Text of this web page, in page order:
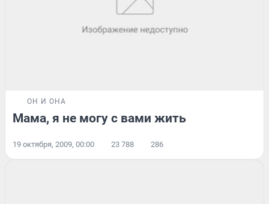
ОН И ОНА
Мама, я не могу с вами жить
19 октября, 2009, 00:00 23 788 286